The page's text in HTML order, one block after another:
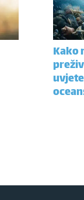
Kako